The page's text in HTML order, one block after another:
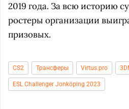
2019 года. За всю историю
ростеры организации
призовых.
CS2 Трансферы Virtus.pro
ESL Challenger Jonköping 2023